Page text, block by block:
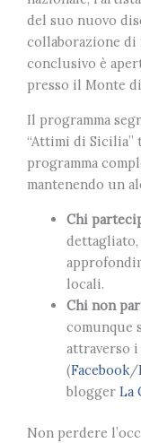
del suo nuovo
collaborazione di
conclusivo è
presso il Monte
Il programma
“Attimi di Sicilia”
programma
mantenendo un
Chi
locali.
Chi non
comunque
attraverso
(Facebook/
blogger La
Non perdere